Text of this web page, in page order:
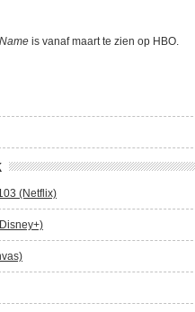
is vanaf maart te zien op HBO.
(Netflix)